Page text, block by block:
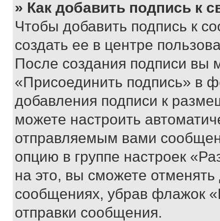
» Как добавить подпись к
Чтобы добавить подпись к
создать ее в центре
После создания подписи вы
«Присоединить подпись» в
добавления подписи к
можете настроить
отправляемым вами
опцию в группе настроек
на это, вы сможете
сообщениях, убрав флажок
отправки сообщения.